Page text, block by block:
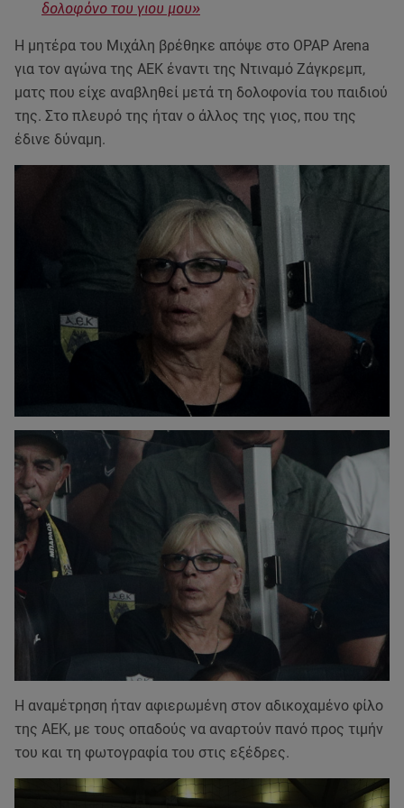
δολοφόνο του γιου μου»
Η μητέρα του Μιχάλη βρέθηκε απόψε στο OPAP Arena
για τον αγώνα της ΑΕΚ έναντι της Ντιναμό Ζάγκρεμπ,
ματς που είχε αναβληθεί μετά τη δολοφονία του παιδιού
της. Στο πλευρό της ήταν ο άλλος της γιος, που της
έδινε δύναμη.
Η αναμέτρηση ήταν αφιερωμένη στον αδικοχαμένο φίλο
της ΑΕΚ, με τους οπαδούς να αναρτούν πανό προς τιμήν
του και τη φωτογραφία του στις εξέδρες.